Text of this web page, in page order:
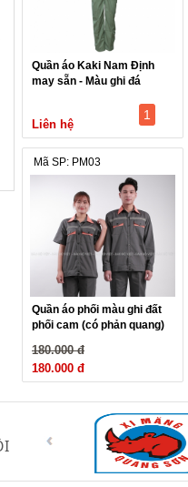
Quần áo Kaki Nam Định
may sẵn - Màu ghi đá
Liên hệ
1
Mã SP: PM03
Quần áo phối màu ghi đất
phối cam (có phản quang)
180.000 đ
180.000 đ